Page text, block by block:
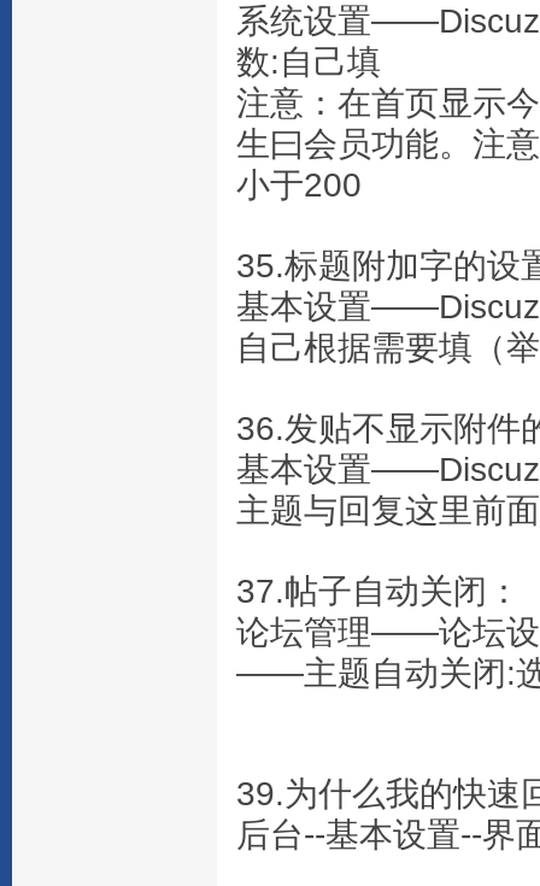
系统设置
数:自己填
注意：在首页显示
生曰会员功能。注
小于200
35.标题附加字的设
基本设置
自己根据需要填（
36.发贴不显示附件
基本设置
主题与回复这里前
37.帖子自动关闭：
论坛管理——论坛
——主题自动关闭:选
39.为什么我的快速
后台--基本设置--界